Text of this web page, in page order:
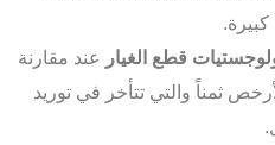
كبيرة.
قطع الغيار
عند مقارنة
ثمناً والتي تتأخر في توريد